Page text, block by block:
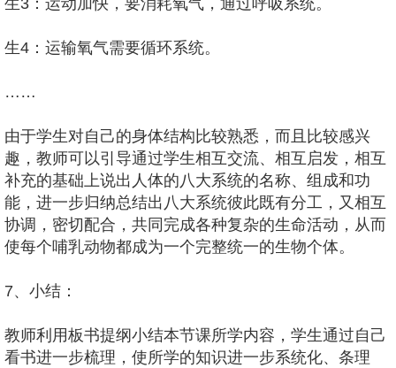
生3：运动加快，要消耗氧气，通过呼吸系统。
生4：运输氧气需要循环系统。
……
由于学生对自己的身体结构比较熟悉，而且比较感兴
趣，教师可以引导通过学生相互交流、相互启发，相互
补充的基础上说出人体的八大系统的名称、组成和功
能，进一步归纳总结出八大系统彼此既有分工，又相互
协调，密切配合，共同完成各种复杂的生命活动，从而
使每个哺乳动物都成为一个完整统一的生物个体。
7、小结：
教师利用板书提纲小结本节课所学内容，学生通过自己
看书进一步梳理，使所学的知识进一步系统化、条理